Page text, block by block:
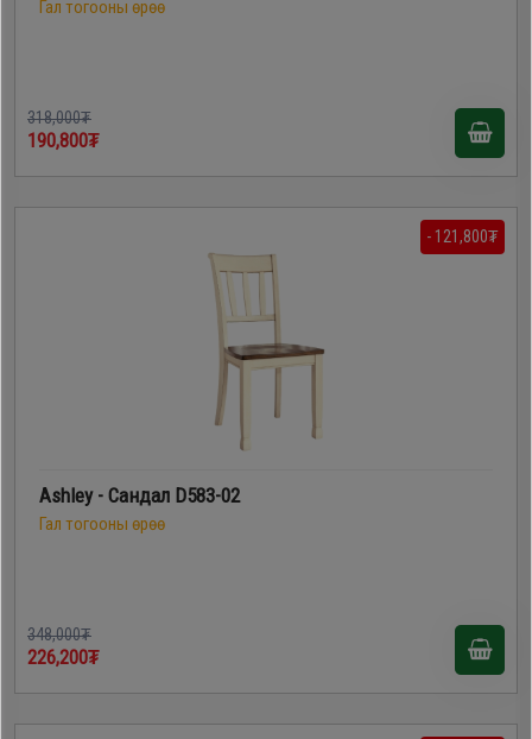
Гал тогооны өрөө
318,000₮
190,800₮
- 121,800₮
Ashley - Сандал D583-02
Гал тогооны өрөө
348,000₮
226,200₮